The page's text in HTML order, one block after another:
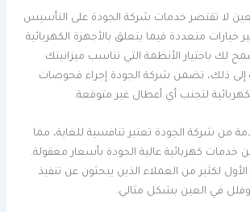
لا تقتصر خدمات شركة الجودة على التأسيس
متعددة فيما يتعلق بالأجهزة الكهربائية
لك باختيار الأنظمة التي تناسب ميزانيتك
إلى ذلك، تضمن شركة الجودة إجراء فحوصات
لتجنب أي أعطال غير متوقعة.
من شركة الجودة تعتبر تنافسية للغاية، مما
خدمات كهربائية عالية الجودة بأسعار معقولة.
الأول لكثير من العملاء الذين يبحثون عن تنفيذ
وفلل في العين بشكل مثالي.